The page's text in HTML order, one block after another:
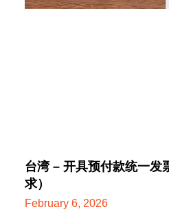
台湾 – 开具预付款统一发
求）
February 6, 2026